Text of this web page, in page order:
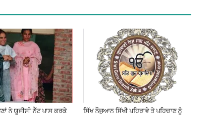
ਨੇ ਯੂਜੀਸੀ ਨੈੱਟ ਪਾਸ ਕਰਕੇ
ਸਿੱਖ ਨੌਜੁਆਨ ਸਿੱਖੀ ਪਹਿਰਾਵੇ ਤੇ ਪਹਿਚਾਣ ਨੂੰ